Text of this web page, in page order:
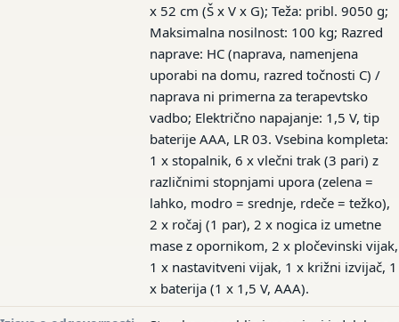
x 52 cm (Š x V x G); Teža: pribl. 9050 g;
Maksimalna nosilnost: 100 kg; Razred
naprave: HC (naprava, namenjena
uporabi na domu, razred točnosti C) /
naprava ni primerna za terapevtsko
vadbo; Električno napajanje: 1,5 V, tip
baterije AAA, LR 03. Vsebina kompleta:
1 x stopalnik, 6 x vlečni trak (3 pari) z
različnimi stopnjami upora (zelena =
lahko, modro = srednje, rdeče = težko),
2 x ročaj (1 par), 2 x nogica iz umetne
mase z opornikom, 2 x pločevinski vijak,
1 x nastavitveni vijak, 1 x križni izvijač, 1
x baterija (1 x 1,5 V, AAA).